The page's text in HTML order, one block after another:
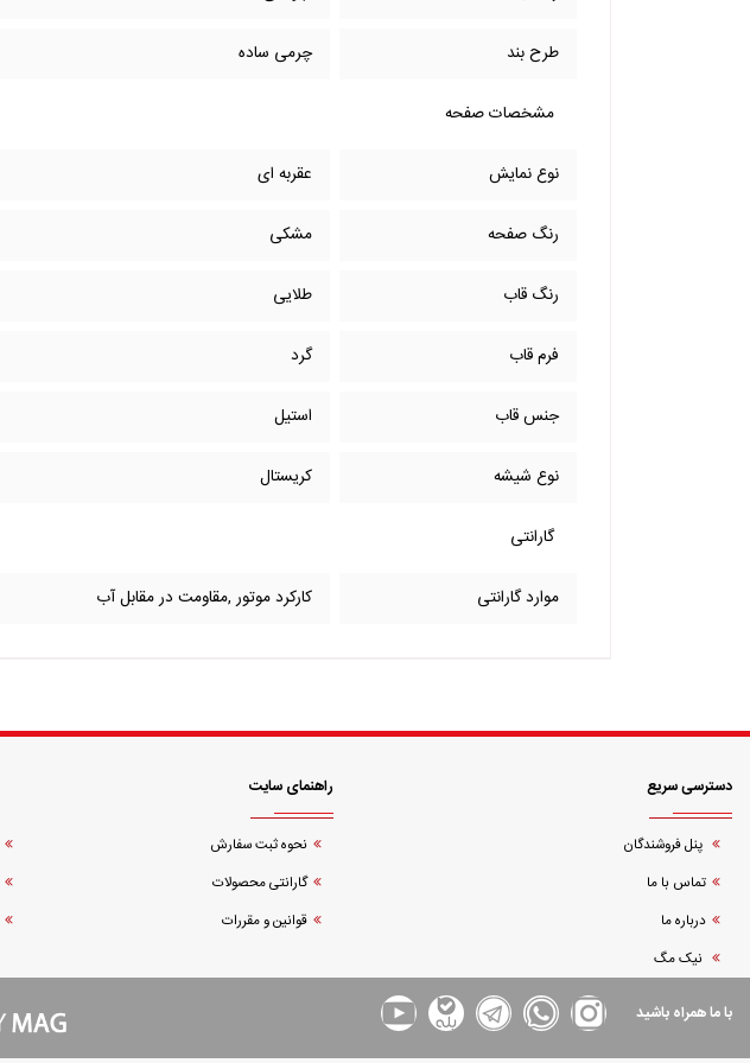
طرح بند چرمی ساده
مشخصات صفحه
نوع نمایش عقربه ای
رنگ صفحه مشکی
رنگ قاب طلایی
فرم قاب گرد
جنس قاب استیل
نوع شیشه کریستال
گارانتی
موارد گارانتی کارکرد موتور ,مقاومت در مقابل آب
دسترسی سریع
پنل فروشندگان
تماس با ما
درباره ما
نیک مگ
راهنمای سایت
نحوه ثبت سفارش
گارانتی محصولات
قوانین و مقررات
با ما همراه باشید